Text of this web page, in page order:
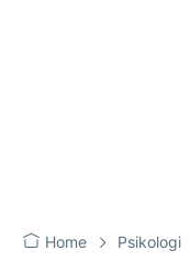
Home Psikologi